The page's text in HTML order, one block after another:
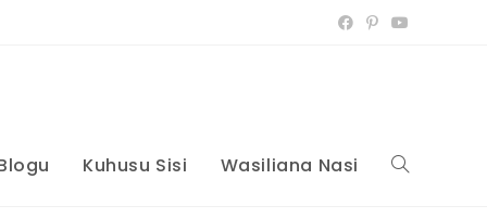
Kuhusu Sisi Wasiliana Nasi